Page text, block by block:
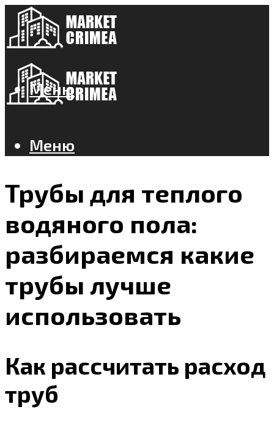
Меню
Меню
Трубы для теплого
водяного пола:
разбираемся какие
трубы лучше
использовать
Как рассчитать расход
труб